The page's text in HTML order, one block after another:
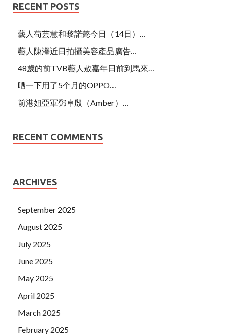
RECENT POSTS
藝人苟芸慧和黎諾懿今日（14日）…
藝人陳瀅近日拍攝美容產品廣告…
48歲的前TVB藝人敖嘉年日前到馬來…
晒一下用了5个月的OPPO…
前港姐亞軍鄧卓殷（Amber）…
RECENT COMMENTS
ARCHIVES
September 2025
August 2025
July 2025
June 2025
May 2025
April 2025
March 2025
February 2025